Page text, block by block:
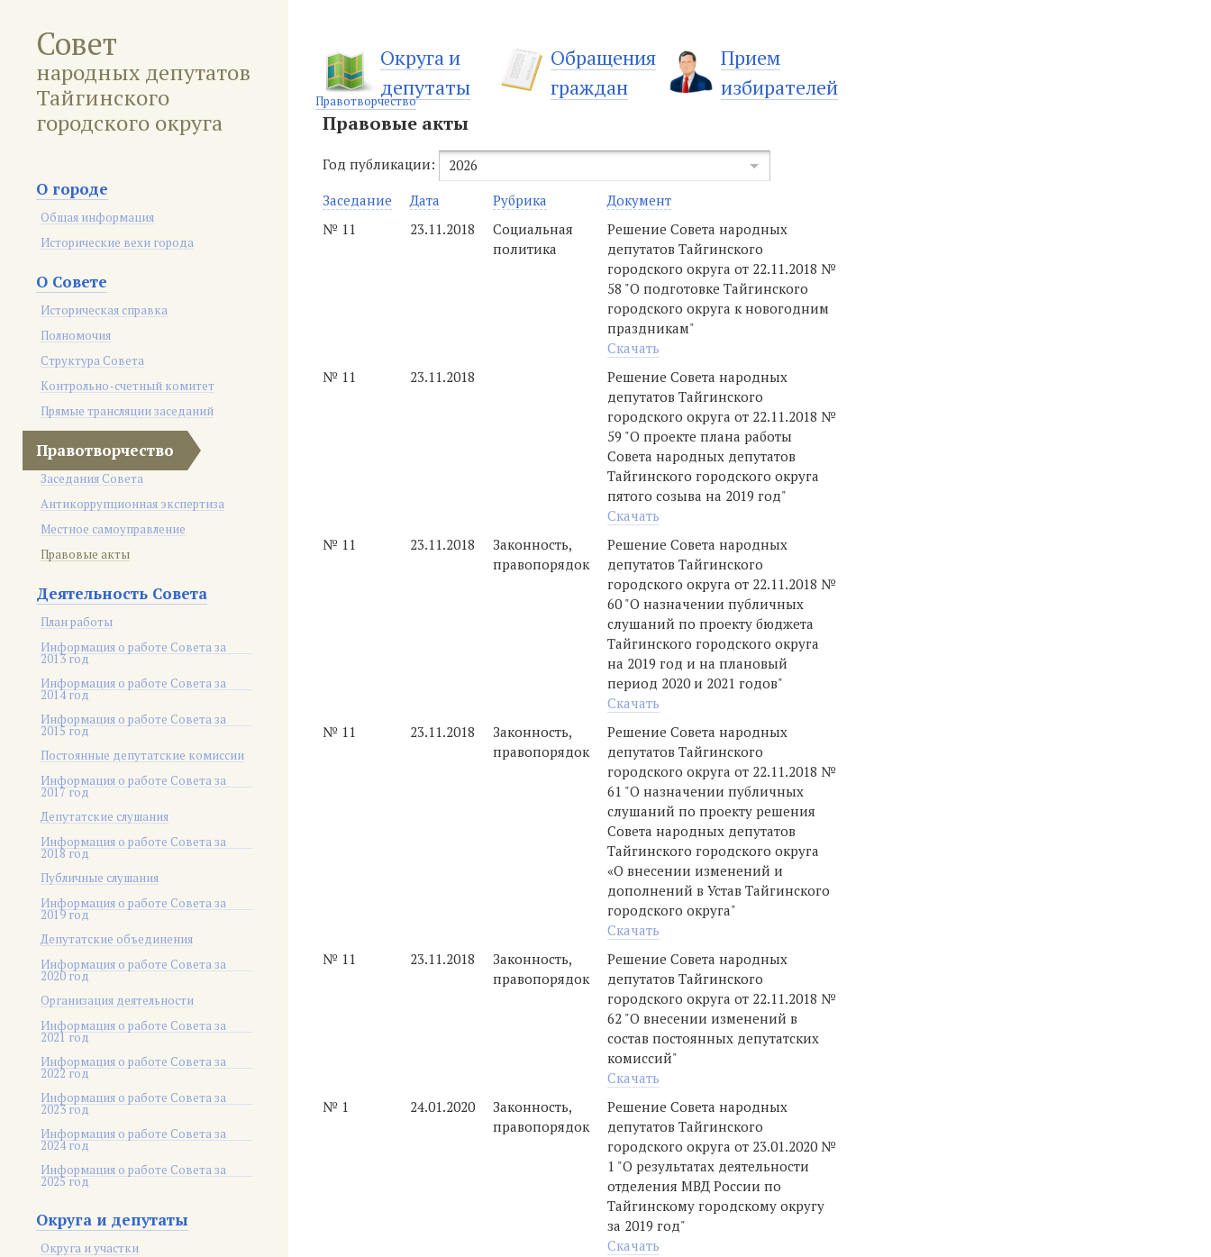
Совет
народных депутатов
Тайгинского
городского округа
О городе
Общая информация
Исторические вехи города
О Совете
Историческая справка
Полномочия
Структура Совета
Контрольно-счетный комитет
Прямые трансляции заседаний
Правотворчество
Заседания Совета
Антикоррупционная экспертиза
Местное самоуправление
Правовые акты
Деятельность Совета
План работы
Информация о работе Совета за
2013 год
Информация о работе Совета за
2014 год
Информация о работе Совета за
2015 год
Постоянные депутатские комиссии
Информация о работе Совета за
2017 год
Депутатские слушания
Информация о работе Совета за
2018 год
Публичные слушания
Информация о работе Совета за
2019 год
Депутатские объединения
Информация о работе Совета за
2020 год
Организация деятельности
Информация о работе Совета за
2021 год
Информация о работе Совета за
2022 год
Информация о работе Совета за
2023 год
Информация о работе Совета за
2024 год
Информация о работе Совета за
2025 год
Округа и депутаты
Округа и участки
Округа и
депутаты
Обращения
граждан
Прием
избирателей
Правотворчество
Правовые акты
Год публикации:
2026
Заседание
Дата Рубрика
Документ
№ 11
23.11.2018
Социальная
политика
Решение Совета народных
депутатов Тайгинского
городского округа от 22.11.2018 №
58 "О подготовке Тайгинского
городского округа к новогодним
праздникам"
Скачать
№ 11
23.11.2018
Решение Совета народных
депутатов Тайгинского
городского округа от 22.11.2018 №
59 "О проекте плана работы
Совета народных депутатов
Тайгинского городского округа
пятого созыва на 2019 год"
Скачать
№ 11
23.11.2018
Законность,
правопорядок
Решение Совета народных
депутатов Тайгинского
городского округа от 22.11.2018 №
60 "О назначении публичных
слушаний по проекту бюджета
Тайгинского городского округа
на 2019 год и на плановый
период 2020 и 2021 годов"
Скачать
№ 11
23.11.2018
Законность,
правопорядок
Решение Совета народных
депутатов Тайгинского
городского округа от 22.11.2018 №
61 "О назначении публичных
слушаний по проекту решения
Совета народных депутатов
Тайгинского городского округа
«О внесении изменений и
дополнений в Устав Тайгинского
городского округа"
Скачать
№ 11
23.11.2018
Законность,
правопорядок
Решение Совета народных
депутатов Тайгинского
городского округа от 22.11.2018 №
62 "О внесении изменений в
состав постоянных депутатских
комиссий"
Скачать
№ 1
24.01.2020
Законность,
правопорядок
Решение Совета народных
депутатов Тайгинского
городского округа от 23.01.2020 №
1 "О результатах деятельности
отделения МВД России по
Тайгинскому городскому округу
за 2019 год"
Скачать